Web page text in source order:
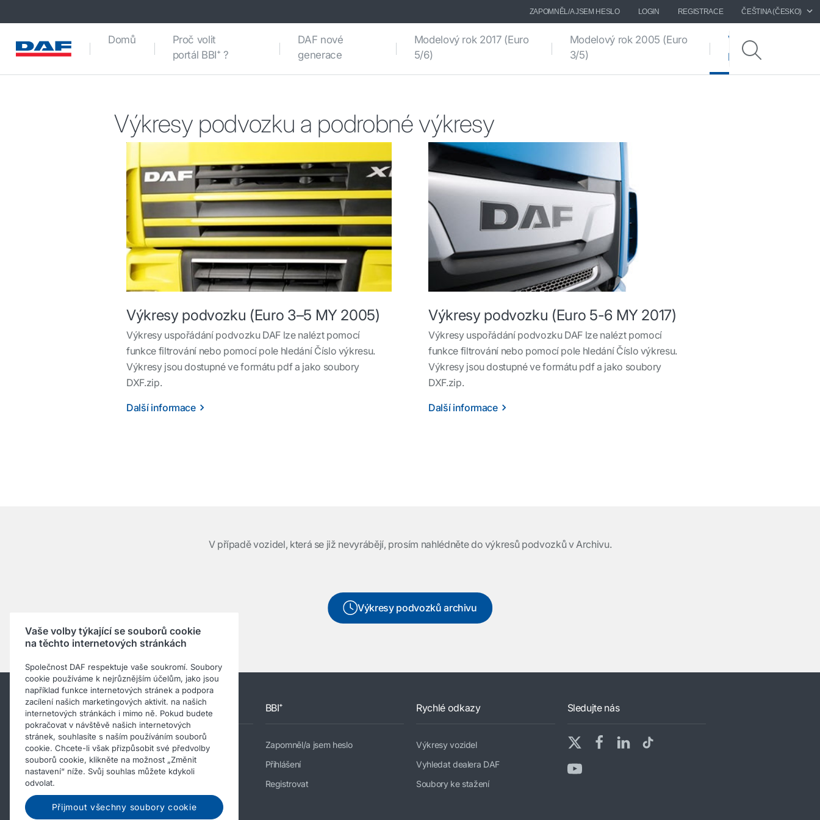
ZAPOMNĚL/A JSEM HESLO LOGIN REGISTRACE ČEŠTINA (ČESKO)
Domů
Proč volit
portál BBI⁺ ?
DAF nové
generace
Modelový rok 2017 (Euro
5/6)
Modelový rok 2005 (Euro
3/5)
Výkresy
podvozků
Výkresy podvozku a podrobné výkresy
Výkresy podvozku (Euro 3–5 MY 2005)
Výkresy uspořádání podvozku DAF lze nalézt pomocí
funkce filtrování nebo pomocí pole hledání Číslo výkresu.
Výkresy jsou dostupné ve formátu pdf a jako soubory
DXF.zip.
Další informace
Výkresy podvozku (Euro 5-6 MY 2017)
Výkresy uspořádání podvozku DAF lze nalézt pomocí
funkce filtrování nebo pomocí pole hledání Číslo výkresu.
Výkresy jsou dostupné ve formátu pdf a jako soubory
DXF.zip.
Další informace
V případě vozidel, která se již nevyrábějí, prosím nahlédněte do výkresů podvozků v Archivu.
Výkresy podvozků archivu
Jiné webové stránky DAF
Web společnosti DAF
DAF Components
DAF Parts Webshop
BBI⁺
Zapomněl/a jsem heslo
Přihlášení
Registrovat
Rychlé odkazy
Výkresy vozidel
Vyhledat dealera DAF
Soubory ke stažení
Sledujte nás
Vaše volby týkající se souborů cookie
na těchto internetových stránkách
Společnost DAF respektuje vaše soukromí. Soubory
cookie používáme k nejrůznějším účelům, jako jsou
například funkce internetových stránek a podpora
zacílení našich marketingových aktivit. na našich
internetových stránkách i mimo ně. Pokud budete
pokračovat v návštěvě našich internetových
stránek, souhlasíte s naším používáním souborů
cookie. Chcete-li však přizpůsobit své předvolby
souborů cookie, klikněte na možnost „Změnit
nastavení“ níže. Svůj souhlas můžete kdykoli
odvolat.
Přijmout všechny soubory cookie